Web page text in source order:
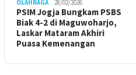
OLAHRAGA 28/02/2026
PSIM Jogja Bungkam PSBS
Biak 4-2 di Maguwoharjo,
Laskar Mataram Akhiri
Puasa Kemenangan